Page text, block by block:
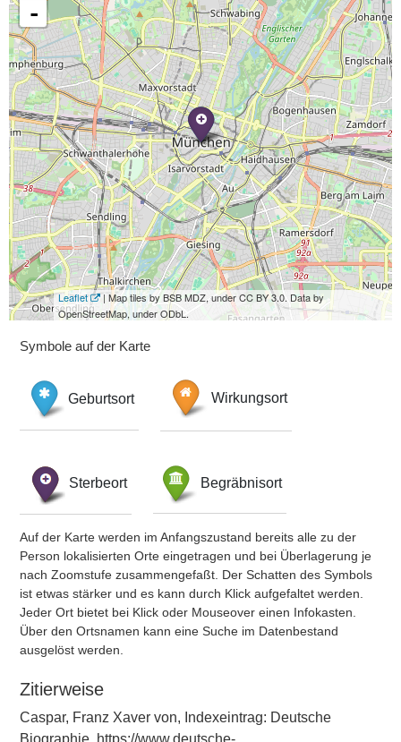
-
Leaflet
| Map tiles by BSB MDZ, under CC BY 3.0. Data by
OpenStreetMap, under ODbL.
Symbole auf der Karte
Geburtsort Wirkungsort
Sterbeort Begräbnisort
Auf der Karte werden im Anfangszustand bereits alle zu der
Person lokalisierten Orte eingetragen und bei Überlagerung je
nach Zoomstufe zusammengefaßt. Der Schatten des Symbols
ist etwas stärker und es kann durch Klick aufgefaltet werden.
Jeder Ort bietet bei Klick oder Mouseover einen Infokasten.
Über den Ortsnamen kann eine Suche im Datenbestand
ausgelöst werden.
Zitierweise
Caspar, Franz Xaver von, Indexeintrag: Deutsche
Biographie, https://www.deutsche-